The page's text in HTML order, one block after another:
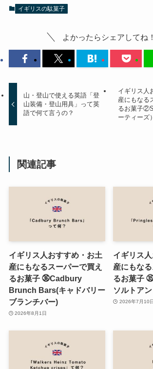
イギリスの駄菓子
よかったらシェアしてね！
山・登山で使える英語「登
山装備・登山用具」って英
語で何て言うの？
イギリス人
産にもなる
るお菓子
ーティーズ）
関連記事
イギリス人おすすめ・お土
産にもなるスーパーで買え
るお菓子 ㊱Cadbury
Brunch Bars(キャドバリー
ブランチバー)
2026年8月1日
イギリス
産にもな
るお菓子
ソルトア
2026年7月10日